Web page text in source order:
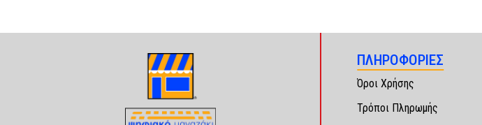
ΠΛΗΡΟΦΟΡΙΕΣ
Όροι Χρήσης
Τρόποι Πληρωμής